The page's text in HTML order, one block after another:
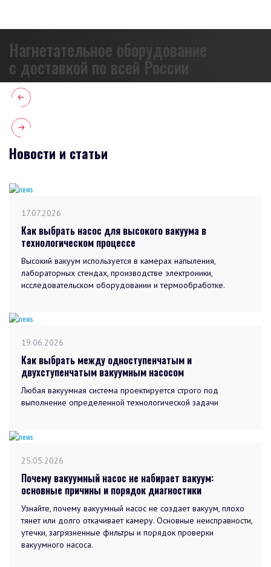
Нагнетательное оборудование
с доставкой по всей России
Новости и статьи
17.07.2026
Как выбрать насос для высокого вакуума в
технологическом процессе
Высокий вакуум используется в камерах напыления,
лабораторных стендах, производстве электроники,
исследовательском оборудовании и термообработке.
19.06.2026
Как выбрать между одноступенчатым и
двухступенчатым вакуумным насосом
Любая вакуумная система проектируется строго под
выполнение определенной технологической задачи
25.05.2026
Почему вакуумный насос не набирает вакуум:
основные причины и порядок диагностики
Узнайте, почему вакуумный насос не создает вакуум, плохо
тянет или долго откачивает камеру. Основные неисправности,
утечки, загрязненные фильтры и порядок проверки
вакуумного насоса.